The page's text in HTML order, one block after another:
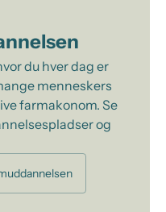
du hver dag er
menneskers
farmakonom. Se
og